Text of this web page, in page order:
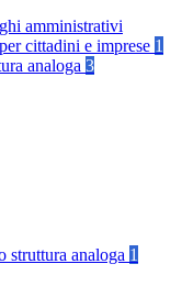
amministrativi
cittadini e imprese 1
analoga 3
struttura analoga 1